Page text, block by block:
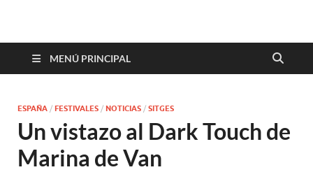
Cine maldito
MENÚ PRINCIPAL
ESPAÑA / FESTIVALES / NOTICIAS / SITGES
Un vistazo al Dark Touch de
Marina de Van